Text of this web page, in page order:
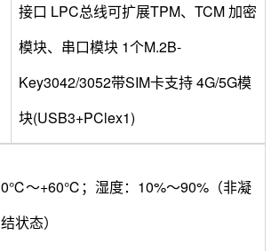
接口 LPC总线可扩展TPM、TCM 加密
模块、串口模块 1个M.2B-
Key3042/3052带SIM卡支持 4G/5G模
块(USB3+PClex1)
0℃～+60℃；湿度：10%～90%（非凝
结状态）